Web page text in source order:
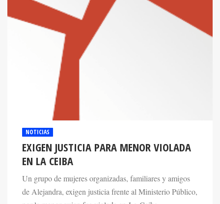
NOTICIAS
EXIGEN JUSTICIA PARA MENOR VIOLADA
EN LA CEIBA
Un grupo de mujeres organizadas, familiares y amigos
de Alejandra, exigen justicia frente al Ministerio Público,